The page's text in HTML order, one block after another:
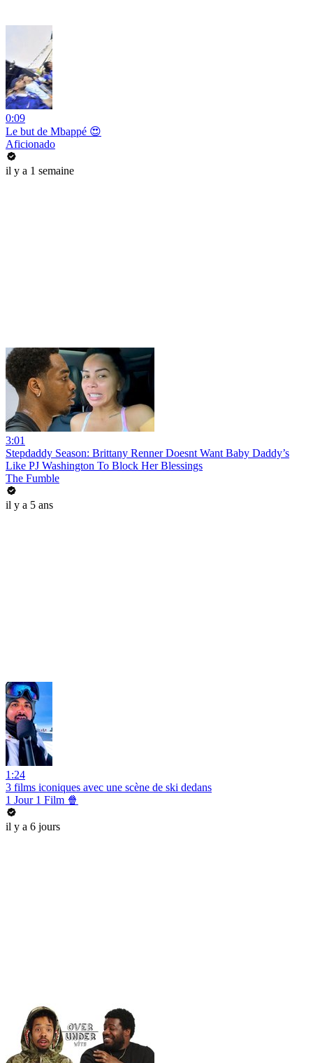
0:09
Le but de Mbappé 😍
Aficionado
il y a 1 semaine
3:01
Stepdaddy Season: Brittany Renner Doesnt Want Baby Daddy’s
Like PJ Washington To Block Her Blessings
The Fumble
il y a 5 ans
1:24
3 films iconiques avec une scène de ski dedans
1 Jour 1 Film 🍿
il y a 6 jours